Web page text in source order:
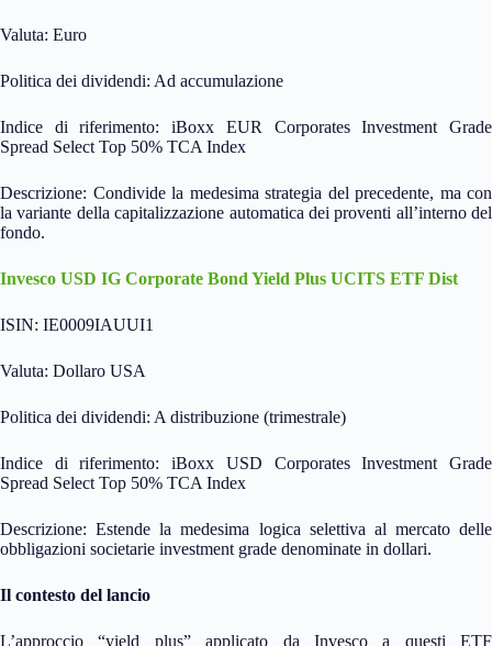
Valuta: Euro
Politica dei dividendi: Ad accumulazione
Indice di riferimento: iBoxx EUR Corporates Investment Grade
Spread Select Top 50% TCA Index
Descrizione: Condivide la medesima strategia del precedente, ma con
la variante della capitalizzazione automatica dei proventi all’interno del
fondo.
Invesco USD IG Corporate Bond Yield Plus UCITS ETF Dist
ISIN: IE0009IAUUI1
Valuta: Dollaro USA
Politica dei dividendi: A distribuzione (trimestrale)
Indice di riferimento: iBoxx USD Corporates Investment Grade
Spread Select Top 50% TCA Index
Descrizione: Estende la medesima logica selettiva al mercato delle
obbligazioni societarie investment grade denominate in dollari.
Il contesto del lancio
L’approccio “yield plus” applicato da Invesco a questi ETF